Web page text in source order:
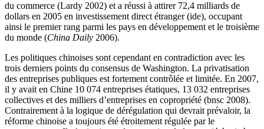
du commerce (Lardy 2002) et a réussi à attirer 72,4 milliards de
dollars en 2005 en investissement direct étranger (ide), occupant
ainsi le premier rang parmi les pays en développement et le troisième
du monde (China Daily 2006).
Les politiques chinoises sont cependant en contradiction avec les
trois derniers points du consensus de Washington. La privatisation
des entreprises publiques est fortement contrôlée et limitée. En 2007,
il y avait en Chine 10 074 entreprises étatiques, 13 032 entreprises
collectives et des milliers d’entreprises en copropriété (bnsc 2008).
Contrairement à la logique de dérégulation qui devrait prévaloir, la
réforme chinoise a toujours été étroitement régulée par le